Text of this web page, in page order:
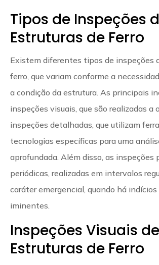
Tipos de Inspeções
Estruturas de Ferro
Existem diferentes tipos de inspeções
ferro, que variam conforme a
a condição da estrutura. As principais
inspeções visuais, que são realizadas a
inspeções detalhadas, que utilizam
tecnologias específicas para uma
aprofundada. Além disso, as inspeções
periódicas, realizadas em intervalos
caráter emergencial, quando há
iminentes.
Inspeções Visuais de
Estruturas de Ferro